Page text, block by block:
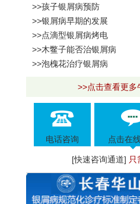
>>孩子银屑病预防
>>银屑病早期的发展
>>点滴型银屑病烤电
>>木鳖子能否治银屑病
>>泡槐花治疗银屑病
>>点击查看更多
电话咨询 点击在
[快速咨询通道] 只